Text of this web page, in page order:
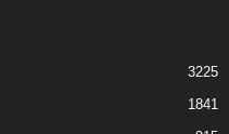
3225
1841